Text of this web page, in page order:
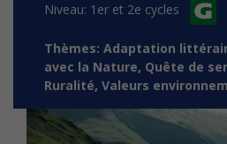
Niveau: 1er et 2e cycles
Thèmes: Adaptation
avec la Nature, Quête de
Ruralité, Valeurs